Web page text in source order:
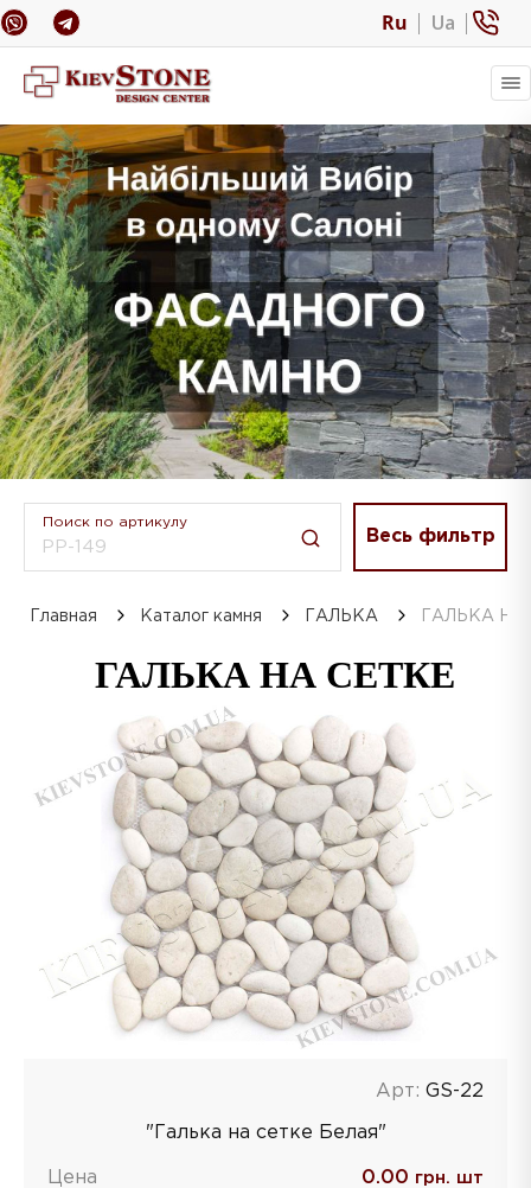
Ru Ua
Поиск по артикулу
Весь фильтр
Главная Каталог камня ГАЛЬКА ГАЛЬКА НА
ГАЛЬКА НА СЕТКЕ
Арт: GS-22
"Галька на сетке Белая"
Цена 0.00 грн. шт